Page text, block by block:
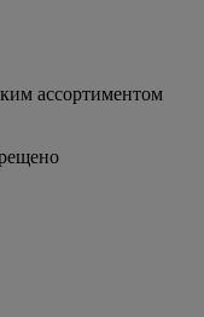
ассортиментом